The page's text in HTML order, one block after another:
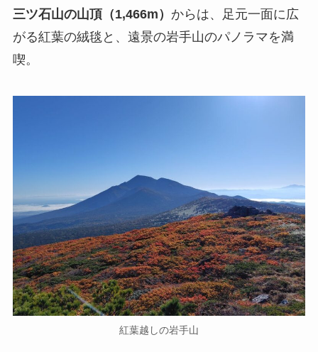
三ツ石山の山頂（1,466m） からは、足元一面に広
がる紅葉の絨毯と、遠景の岩手山のパノラマを満
喫。
紅葉越しの岩手山